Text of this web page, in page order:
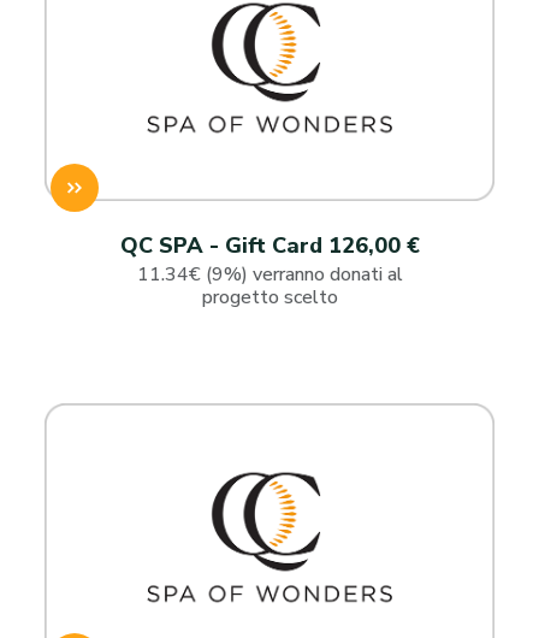
QC SPA - Gift Card 126,00 €
11.34€ (9%) verranno donati al
progetto scelto